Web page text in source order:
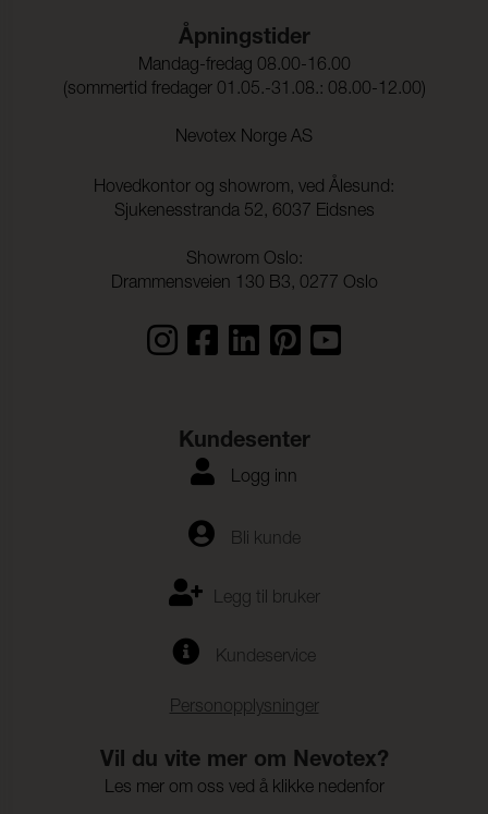
Åpningstider
Mandag-fredag 08.00-16.00
(sommertid fredager 01.05.-31.08.: 08.00-12.00)
Nevotex Norge AS
Hovedkontor og showrom, ved Ålesund:
Sjukenesstranda 52, 6037 Eidsnes
Showrom Oslo:
Drammensveien 130 B3, 0277 Oslo
Kundesenter
Logg inn
Bli kunde
Legg til bruker
Kundeservice
Personopplysninger
Vil du vite mer om Nevotex?
Les mer om oss ved å klikke nedenfor